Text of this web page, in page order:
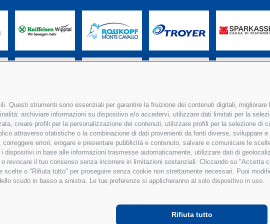
Questi strumenti sono essenziali per garantire la fruizione dei contenuti digitali,
archiviare informazioni su dispositivo e/o accedervi, utilizzare dati limitati per la
creare profili per la personalizzazione dei contenuti, utilizzare profili per la selezione di
attraverso statistiche o la combinazione di dati provenienti da fonti diverse, sviluppare
errori, erogare e presentare pubblicità e contenuto, salvare e comunicare le
in base alle informazioni trasmesse automaticamente, utilizzare dati di
revocare il tuo consenso senza incorrere in limitazioni sostanziali. Cliccando su "Accetta
o "Rifiuta tutto" per proseguire senza cookie non strettamente necessari. Puoi
scudo in basso a sinistra. Le tue preferenze si applicheranno al solo dispositivo in uso.
Rifiuta tutto
POWERED BY